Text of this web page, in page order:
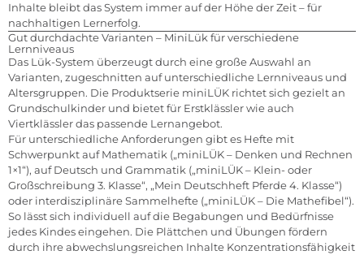
Inhalte bleibt das System immer auf der Höhe der Zeit – für
nachhaltigen Lernerfolg.
Gut durchdachte Varianten – MiniLük für verschiedene
Lernniveaus
Das Lük-System überzeugt durch eine große Auswahl an
Varianten, zugeschnitten auf unterschiedliche Lernniveaus und
Altersgruppen. Die Produktserie miniLÜK richtet sich gezielt an
Grundschulkinder und bietet für Erstklässler wie auch
Viertklässler das passende Lernangebot.
Für unterschiedliche Anforderungen gibt es Hefte mit
Schwerpunkt auf Mathematik („miniLÜK – Denken und Rechnen
1×1“), auf Deutsch und Grammatik („miniLÜK – Klein- oder
Großschreibung 3. Klasse“, „Mein Deutschheft Pferde 4. Klasse“)
oder interdisziplinäre Sammelhefte („miniLÜK – Die Mathefibel“).
So lässt sich individuell auf die Begabungen und Bedürfnisse
jedes Kindes eingehen. Die Plättchen und Übungen fördern
durch ihre abwechslungsreichen Inhalte Konzentrationsfähigkeit